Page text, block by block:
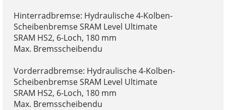
Hinterradbremse: Hydraulische 4-Kolben-
Scheibenbremse SRAM Level Ultimate
SRAM HS2, 6-Loch, 180 mm
Max. Bremsscheibendu
Vorderradbremse: Hydraulische 4-Kolben-
Scheibenbremse SRAM Level Ultimate
SRAM HS2, 6-Loch, 180 mm
Max. Bremsscheibendu